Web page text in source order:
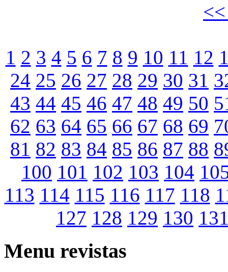
1 2 3 4 5 6 7 8 9 10 11 12
24 25 26 27 28 29 30 31
43 44 45 46 47 48 49 50
62 63 64 65 66 67 68 69
81 82 83 84 85 86 87 88
100 101 102 103 104
113 114 115 116 117 118
127 128 129 130
Menu revistas